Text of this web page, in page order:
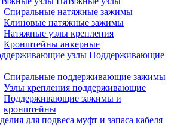
Спиральные натяжные зажимы
Клиновые натяжные зажимы
Натяжные узлы крепления
Кронштейны анкерные
Поддерживающие
Спиральные поддерживающие зажимы
Узлы крепления поддерживающие
Поддерживающие зажимы и
кронштейны